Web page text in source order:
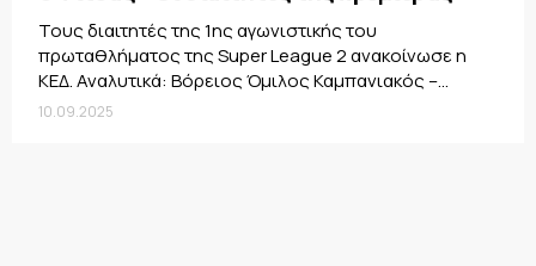
Τους διαιτητές της 1ης αγωνιστικής του
πρωταθλήματος της Super League 2 ανακοίνωσε η
ΚΕΔ. Αναλυτικά: Βόρειος Όμιλος Καμπανιακός –...
10.09.2025